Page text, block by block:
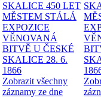
SKALICE 450 LET
MĚSTEM STÁLÁ
EXPOZICE
VĚNOVANÁ
BITVĚ U ČESKÉ
SKALICE 28. 6.
1866
Zobrazit všechny
záznamy ze dne